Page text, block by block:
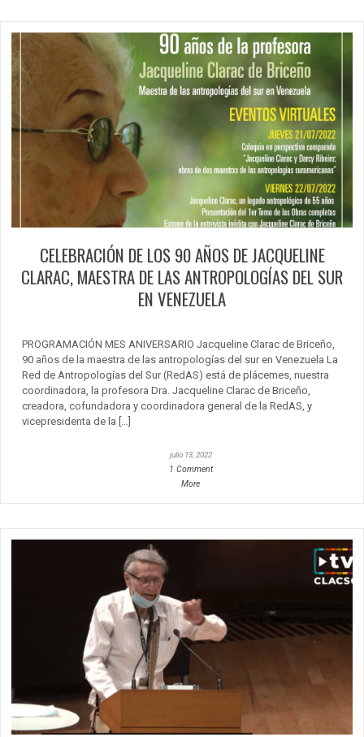
CELEBRACIÓN DE LOS 90 AÑOS DE JACQUELINE
CLARAC, MAESTRA DE LAS ANTROPOLOGÍAS DEL SUR
EN VENEZUELA
PROGRAMACIÓN MES ANIVERSARIO Jacqueline Clarac de Briceño,
90 años de la maestra de las antropologías del sur en Venezuela La
Red de Antropologías del Sur (RedAS) está de plácemes, nuestra
coordinadora, la profesora Dra. Jacqueline Clarac de Briceño,
creadora, cofundadora y coordinadora general de la RedAS, y
vicepresidenta de la […]
julio 13, 2022
1 Comment
More